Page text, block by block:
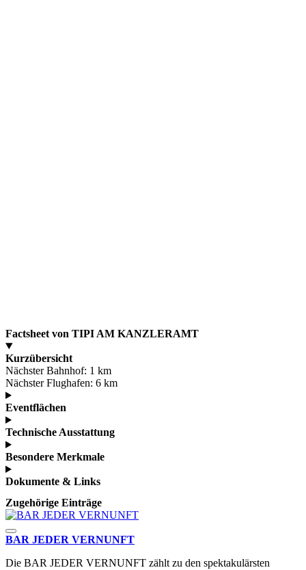
Factsheet von TIPI AM KANZLERAMT
Kurzübersicht
Nächster Bahnhof: 1 km
Nächster Flughafen: 6 km
Eventflächen
Technische Ausstattung
Besondere Merkmale
Dokumente & Links
Zugehörige Einträge
BAR JEDER VERNUNFT
Die BAR JEDER VERNUNFT zählt zu den spektakulärsten